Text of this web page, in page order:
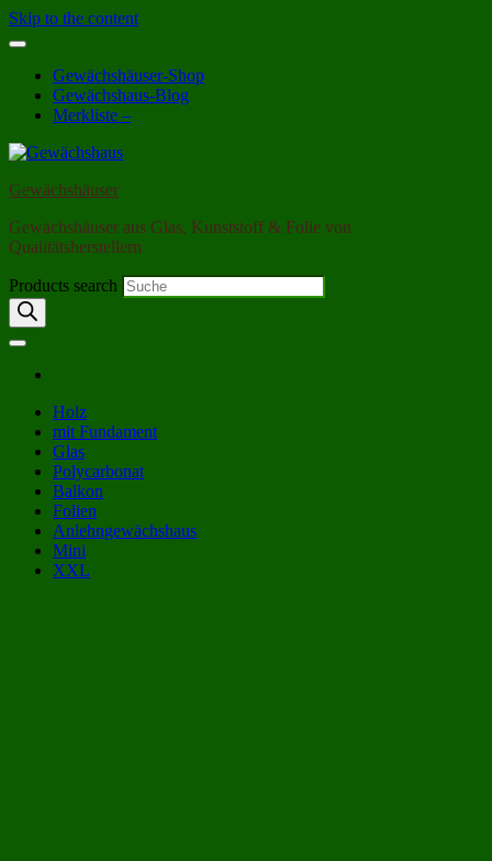
Skip to the content
Gewächshäuser-Shop
Gewächshaus-Blog
Merkliste –
Gewächshäuser
Gewächshäuser aus Glas, Kunststoff & Folie von
Qualitätsherstellern
Products search
Holz
mit Fundament
Glas
Polycarbonat
Balkon
Folien
Anlehngewächshaus
Mini
XXL